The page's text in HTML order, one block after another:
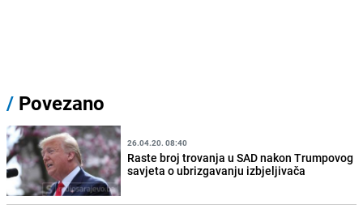
/ Povezano
26.04.20. 08:40
Raste broj trovanja u SAD nakon Trumpovog
savjeta o ubrizgavanju izbjeljivača